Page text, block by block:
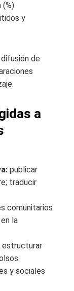
(%)
y
de
a
publicar
traducir
comunitarios
la
estructurar
y sociales